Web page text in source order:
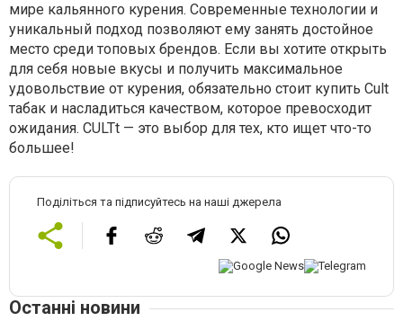
мире кальянного курения. Современные технологии и
уникальный подход позволяют ему занять достойное
место среди топовых брендов. Если вы хотите открыть
для себя новые вкусы и получить максимальное
удовольствие от курения, обязательно стоит купить Cult
табак и насладиться качеством, которое превосходит
ожидания. CULTt — это выбор для тех, кто ищет что-то
большее!
Поділіться та підписуйтесь на наші джерела
Останні новини